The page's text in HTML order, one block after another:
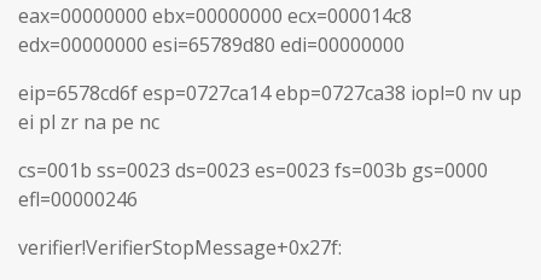
eax=00000000 ebx=00000000 ecx=000014c8
edx=00000000 esi=65789d80 edi=00000000
eip=6578cd6f esp=0727ca14 ebp=0727ca38 iopl=0 nv up
ei pl zr na pe nc
cs=001b ss=0023 ds=0023 es=0023 fs=003b gs=0000
efl=00000246
verifier!VerifierStopMessage+0x27f: